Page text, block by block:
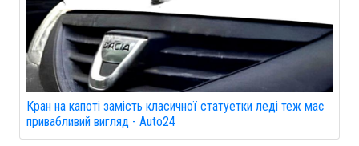
Кран на капоті замість класичної статуетки леді теж має
привабливий вигляд - Auto24